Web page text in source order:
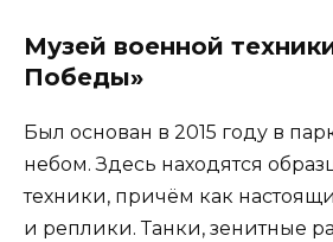
Музей военной
Победы»
Был основан в 2015 году в
небом. Здесь находятся
техники, причём как
и реплики. Танки, зенитные